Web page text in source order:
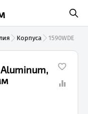
Корпуса 1590WDE